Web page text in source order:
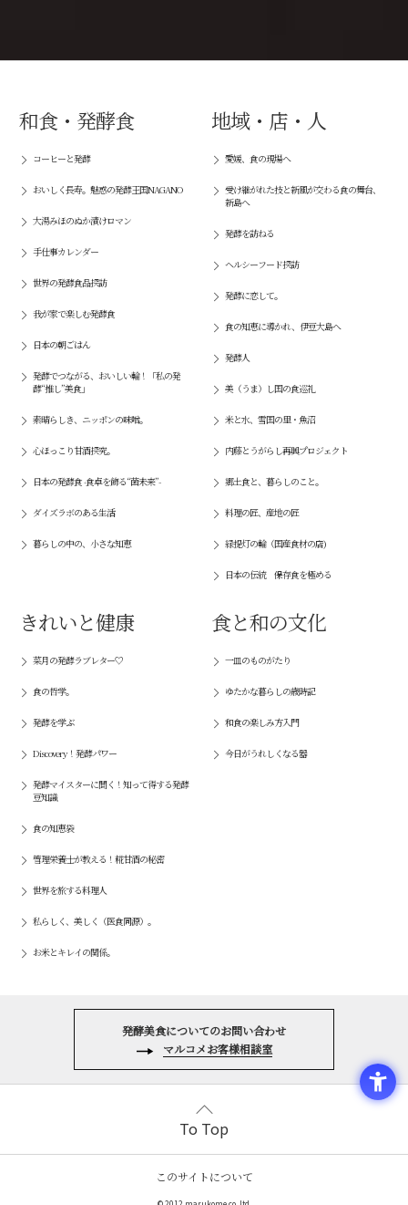
和食・発酵食
コーヒーと発酵
おいしく長寿。魅惑の発酵王国NAGANO
大湯みほのぬか漬けロマン
手仕事カレンダー
世界の発酵食品探訪
我が家で楽しむ発酵食
日本の朝ごはん
発酵でつながる、おいしい輪！「私の発
酵“推し”美食」
素晴らしき、ニッポンの味噌。
心ほっこり甘酒探究。
日本の発酵食 -食卓を飾る“菌未来”-
ダイズラボのある生活
暮らしの中の、小さな知恵
地域・店・人
愛媛、食の現場へ
受け継がれた技と新風が交わる食の舞台、
新島へ
発酵を訪ねる
ヘルシーフード探訪
発酵に恋して。
食の知恵に導かれ、伊豆大島へ
発酵人
美（うま）し国の食巡礼
米と水、雪国の里・魚沼
内藤とうがらし再興プロジェクト
郷土食と、暮らしのこと。
料理の匠、産地の匠
緑提灯の輪（国産食材の店)
日本の伝統 保存食を極める
きれいと健康
菜月の発酵ラブレター♡
食の哲学。
発酵を学ぶ
Discovery！発酵パワー
発酵マイスターに聞く！知って得する発酵
豆知識
食の知恵袋
管理栄養士が教える！糀甘酒の秘密
世界を旅する料理人
私らしく、美しく（医食同源）。
お米とキレイの関係。
食と和の文化
一皿のものがたり
ゆたかな暮らしの歳時記
和食の楽しみ方入門
今日がうれしくなる器
発酵美食についてのお問い合わせ
マルコメお客様相談室
To Top
このサイトについて
© 2012 marukome co.,ltd.